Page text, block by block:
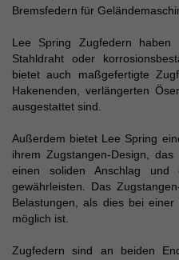
Bremsfedern für
Lee Spring Zugfedern haben
Stahldraht oder
bietet auch maßgefertigte
Hakenenden, verlängerten
ausgestattet sind.
Außerdem bietet Lee Spring
ihrem Zugstangen-Design,
einen soliden Anschlag und
gewährleisten. Das
Belastungen, als dies bei
möglich ist.
Zugfedern sind an beiden